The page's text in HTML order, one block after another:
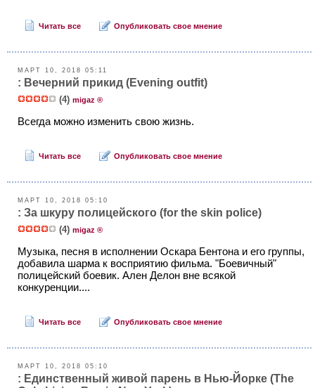
Читать все Опубликовать свое мнение
МАРТ 10, 2018 05:11
: Вечерний прикид (Еvening outfit)
(4) migaz ®
Всегда можно изменить свою жизнь.
Читать все Опубликовать свое мнение
МАРТ 10, 2018 05:10
: За шкуру полицейского (for the skin police)
(4) migaz ®
Музыка, песня в исполнении Оскара Бентона и его группы,
добавила шарма к восприятию фильма. "Боевичный"
полицейский боевик. Ален Делон вне всякой
конкуренции....
Читать все Опубликовать свое мнение
МАРТ 10, 2018 05:10
: Единственный живой парень в Нью-Йорке (The